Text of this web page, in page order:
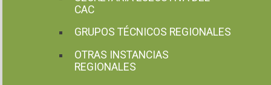
CAC
GRUPOS TÉCNICOS REGIONALES
OTRAS INSTANCIAS
REGIONALES